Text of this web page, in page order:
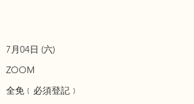
7月04日 (六)
ZOOM
全免﹝必須登記﹞